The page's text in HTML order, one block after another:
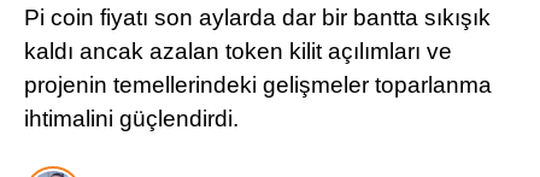
LinkedIn
Pi coin fiyatı son aylarda dar bir bantta sıkışık
kaldı ancak azalan token kilit açılımları ve
projenin temellerindeki gelişmeler toparlanma
ihtimalini güçlendirdi.